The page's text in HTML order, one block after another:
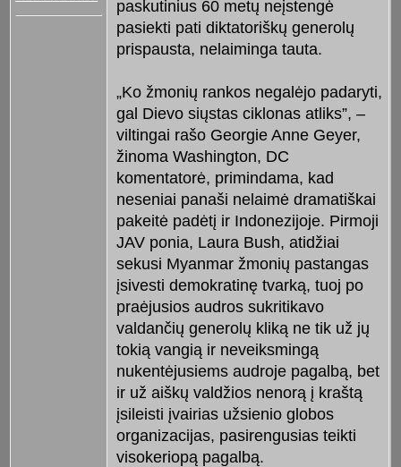
paskutinius 60 metų neįstengė
pasiekti pati diktatoriškų generolų
prispausta, nelaiminga tauta.
„Ko žmonių rankos negalėjo padaryti,
gal Dievo siųstas ciklonas atliks”, –
viltingai rašo Georgie Anne Geyer,
žinoma Washington, DC
komentatorė, primindama, kad
neseniai panaši nelaimė dramatiškai
pakeitė padėtį ir Indonezijoje. Pirmoji
JAV ponia, Laura Bush, atidžiai
sekusi Myanmar žmonių pastangas
įsivesti demokratinę tvarką, tuoj po
praėjusios audros sukritikavo
valdančių generolų kliką ne tik už jų
tokią vangią ir neveiksmingą
nukentėjusiems audroje pagalbą, bet
ir už aiškų valdžios nenorą į kraštą
įsileisti įvairias užsienio globos
organizacijas, pasirengusias teikti
visokeriopą pagalbą.